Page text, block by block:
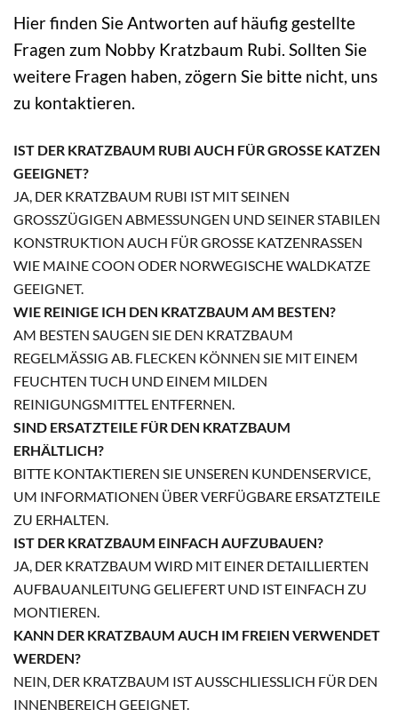
Hier finden Sie Antworten auf häufig gestellte
Fragen zum Nobby Kratzbaum Rubi. Sollten Sie
weitere Fragen haben, zögern Sie bitte nicht, uns
zu kontaktieren.
IST DER KRATZBAUM RUBI AUCH FÜR GROSSE KATZEN G
EEIGNET?
JA, DER KRATZBAUM RUBI IST MIT SEINEN
GROSSZÜGIGEN ABMESSUNGEN UND SEINER STABILEN K
ONSTRUKTION AUCH FÜR GROSSE KATZENRASSEN WI
E MAINE COON ODER NORWEGISCHE WALDKATZE GE
EIGNET.
WIE REINIGE ICH DEN KRATZBAUM AM BESTEN?
AM BESTEN SAUGEN SIE DEN KRATZBAUM
REGELMÄSSIG AB. FLECKEN KÖNNEN SIE MIT EINEM F
EUCHTEN TUCH UND EINEM MILDEN R
EINIGUNGSMITTEL ENTFERNEN.
SIND ERSATZTEILE FÜR DEN KRATZBAUM
ERHÄLTLICH?
BITTE KONTAKTIEREN SIE UNSEREN KUNDENSERVICE,
UM INFORMATIONEN ÜBER VERFÜGBARE ERSATZTEILE
ZU ERHALTEN.
IST DER KRATZBAUM EINFACH AUFZUBAUEN?
JA, DER KRATZBAUM WIRD MIT EINER DETAILLIERTEN
AUFBAUANLEITUNG GELIEFERT UND IST EINFACH ZU
MONTIEREN.
KANN DER KRATZBAUM AUCH IM FREIEN VERWENDET
WERDEN?
NEIN, DER KRATZBAUM IST AUSSCHLIESSLICH FÜR DEN I
NNENBEREICH GEEIGNET.